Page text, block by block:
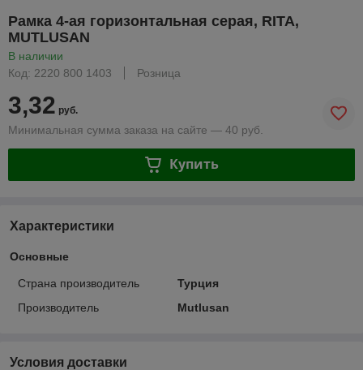
Рамка 4-ая горизонтальная серая, RITA,
MUTLUSAN
В наличии
Код: 2220 800 1403
Розница
3,32 руб.
Минимальная сумма заказа на сайте — 40 руб.
Купить
Характеристики
Основные
Страна производитель
Турция
Производитель
Mutlusan
Условия доставки